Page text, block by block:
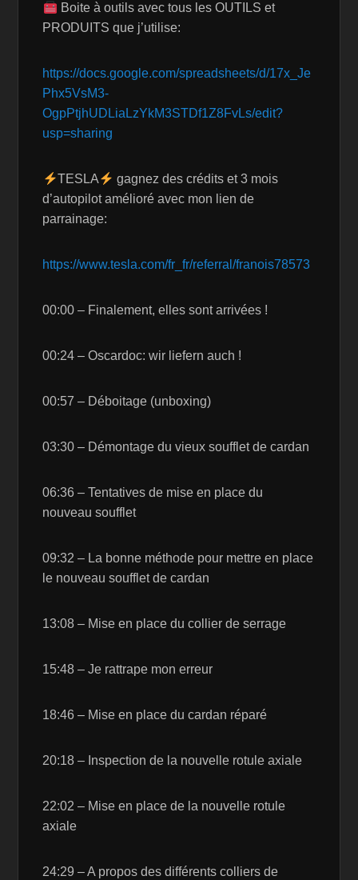
Boite à outils avec tous les OUTILS et
PRODUITS que j’utilise:
https://docs.google.com/spreadsheets/d/17x_Je
Phx5VsM3-
OgpPtjhUDLiaLzYkM3STDf1Z8FvLs/edit?
usp=sharing
TESLA
gagnez des crédits et 3 mois
d’autopilot amélioré avec mon lien de
parrainage:
https://www.tesla.com/fr_fr/referral/franois78573
00:00 – Finalement, elles sont arrivées !
00:24 – Oscardoc: wir liefern auch !
00:57 – Déboitage (unboxing)
03:30 – Démontage du vieux soufflet de cardan
06:36 – Tentatives de mise en place du
nouveau soufflet
09:32 – La bonne méthode pour mettre en place
le nouveau soufflet de cardan
13:08 – Mise en place du collier de serrage
15:48 – Je rattrape mon erreur
18:46 – Mise en place du cardan réparé
20:18 – Inspection de la nouvelle rotule axiale
22:02 – Mise en place de la nouvelle rotule
axiale
24:29 – A propos des différents colliers de